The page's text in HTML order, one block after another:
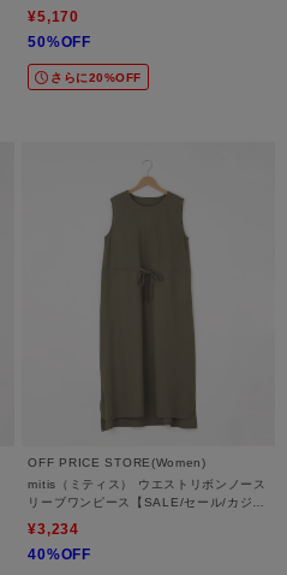
フプライス/カジュアル/デイリー/トレン
ド/きれいめカジュアル】
¥5,170
50%OFF
さらに20%OFF
OFF PRICE STORE(Women)
mitis（ミティス） ウエストリボンノース
リーブワンピース【SALE/セール/カジュ
¥3,234
40%OFF